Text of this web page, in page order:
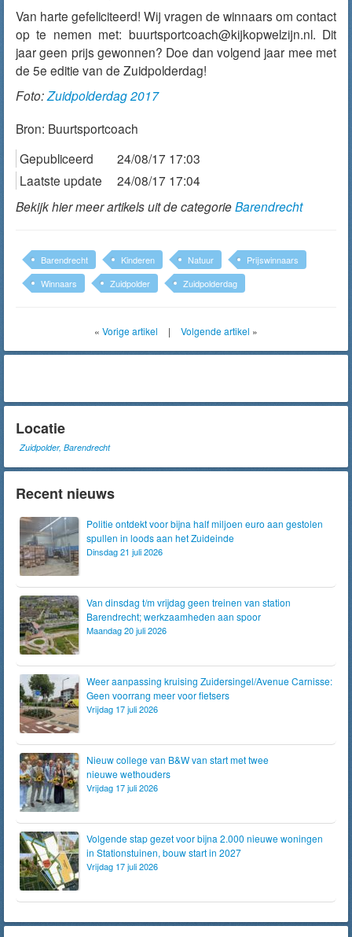
Van harte gefeliciteerd! Wij vragen de winnaars om contact
op te nemen met: buurtsportcoach@kijkopwelzijn.nl. Dit
jaar geen prijs gewonnen? Doe dan volgend jaar mee met
de 5e editie van de Zuidpolderdag!
Foto:Zuidpolderdag 2017
Bron: Buurtsportcoach
Gepubliceerd
24/08/17 17:03
Laatste update
24/08/17 17:04
Bekijk hier meer artikels uit de categorieBarendrecht
Barendrecht Kinderen Natuur
Prijswinnaars
Winnaars
Zuidpolder Zuidpolderdag
« Vorige artikel | Volgende artikel »
Locatie
Zuidpolder, Barendrecht
Recent nieuws
Politie ontdekt voor bijna half miljoen euro aan gestolen
spullen in loods aan het Zuideinde
Dinsdag 21 juli 2026
Van dinsdag t/m vrijdag geen treinen van station
Barendrecht; werkzaamheden aan spoor
Maandag 20 juli 2026
Weer aanpassing kruising Zuidersingel/Avenue Carnisse:
Geen voorrang meer voor fietsers
Vrijdag 17 juli 2026
Nieuw college van B&W van start met twee
nieuwe wethouders
Vrijdag 17 juli 2026
Volgende stap gezet voor bijna 2.000 nieuwe woningen
in Stationstuinen, bouw start in 2027
Vrijdag 17 juli 2026